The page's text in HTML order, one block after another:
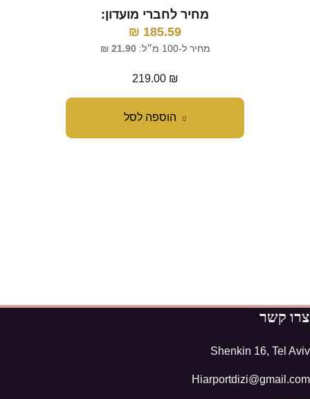
הוספה לסל
מחיר לחברי מועדון:
185.59
₪
מחיר ל-100 מ״ל: 21.90
₪
219.00 ₪
צרו קשר
Shenkin 16, Tel Aviv
Hiarportdizi@gmail.com